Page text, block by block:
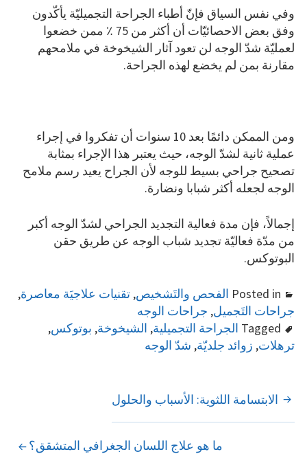
وفي نفس السياق فإنّ أطباء الجراحة التجميليّة يأكّدون
وفق بعض الاحصائيّات أن أكثر من 75 ٪ ممن خضعوا
لعمليّة شدّ الوجه لن تعود آثار الشيخوخة في ملامحهم
مقارنة بمن لم يخضع لهذه الجراحة.
ومن الممكن دائمًا بعد 10 سنوات أن تفكروا في إجراء
عملية ثانية لشدّ الوجه، حيث يعتبر هذا الإجراء بمثابة
تصحيح جراحي بسيط للوجه لأن الجراح يعيد رسم ملامح
الوجه لجعله أكثر شبابا ونضارة.
إجمالاً، فإن مدة فعالية التجديد الجراحي لشدّ الوجه أكبر
من مدّة فعاليّة تجديد شباب الوجه عن طريق حقن
البوتوكس.
Posted in الفحص والتَشخيص, تقنيات علاجيَة معاصرة,
جراحات التَجميل, جراحات الوجه
Tagged الجراحة التجميلية, الشيخوخة, بوتوكس,
ترهلات, زوائد جلديّة, شدّ الوجه
POST
NAVIGATION
الابتسامة اللثوية: الأسباب والحلول
ما هو علاج اللسان الجغرافي المتشقق؟